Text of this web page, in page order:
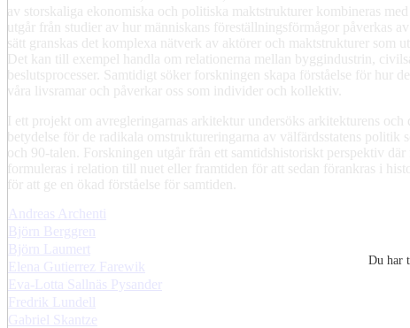
Du har
av storskaliga ekonomiska och politiska maktstrukturer kombineras
utgår från studier av hur människans föreställningsförmågor påverkas
sätt granskas det komplexa nätverk av aktörer och maktstrukturer som
Det kan till exempel handla om relationerna mellan byggindustrin,
beslutsprocesser. Samtidigt söker forskningen skapa förståelse för hur
våra livsramar och påverkar oss som individer och kollektiv.
I ett projekt om avregleringarnas arkitektur undersöks arkitekturens och
betydelse för de radikala omstruktureringarna av välfärdsstatens politik
och 90-talen. Forskningen utgår från ett samtidshistoriskt perspektiv där
formuleras i relation till nuet eller framtiden för att sedan förankras i
för att ge en ökad förståelse för samtiden.
Andreas Archenti
Björn Berggren
Björn Laumert
Elena Gutierrez Farewik
Eva-Lotta Sallnäs Pysander
Fredrik Lundell
Gabriel Skantze